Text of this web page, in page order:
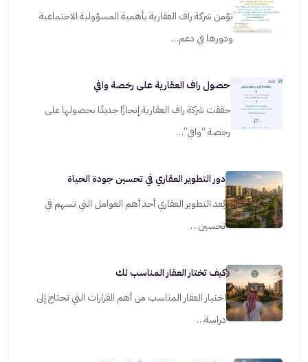
تؤمن شركة راف العقارية بأهمية المسؤولية الاجتماعية
ودورها في دعم…
حصول راف العقارية على رخصة وافي
حققت شركة راف العقارية إنجازًا جديدًا بحصولها على
رخصة “وافي”…
دور التطوير العقاري في تحسين جودة الحياة
يُعد التطوير العقاري أحد أهم العوامل التي تسهم في
تحسين…
كيف تختار العقار المناسب لك
اختيار العقار المناسب من أهم القرارات التي تحتاج إلى
دراسة…